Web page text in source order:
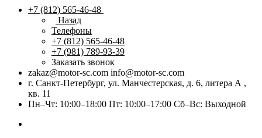
+7 (812) 565-46-48
Назад
Телефоны
+7 (812) 565-46-48
+7 (981) 789-93-39
Заказать звонок
zakaz@motor-sc.com info@motor-sc.com
г. Санкт-Петербург, ул. Манчестерская, д. 6, литера А ,
кв. 11
Пн–Чт: 10:00–18:00 Пт: 10:00–17:00 Сб–Вс: Выходной